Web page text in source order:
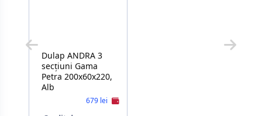
Dulap ANDRA 3
secțiuni Gama
Petra 200x60x220,
Alb
679 lei